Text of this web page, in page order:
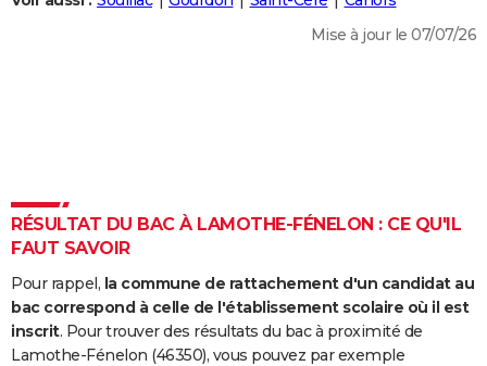
DICTIONNAIRE
Dictionnaire
Biographies
Citations
Expressions
Proverbes
PROGRAMME TV
COPAINS D'AVANT
S'inscrire
Se connecter
Lycées
Collèges
Primaires
Universités
Entreprises
Service militaire
Avis de recherche
AVIS DE DÉCÈS
Mise à jour le 07/07/26
RÉSULTAT DU BAC À LAMOTHE-FÉNELON : CE QU'IL
FAUT SAVOIR
Pour rappel, la commune de rattachement d'un candidat au
bac correspond à celle de l'établissement scolaire où il est
inscrit. Pour trouver des résultats du bac à proximité de
Lamothe-Fénelon (46350), vous pouvez par exemple